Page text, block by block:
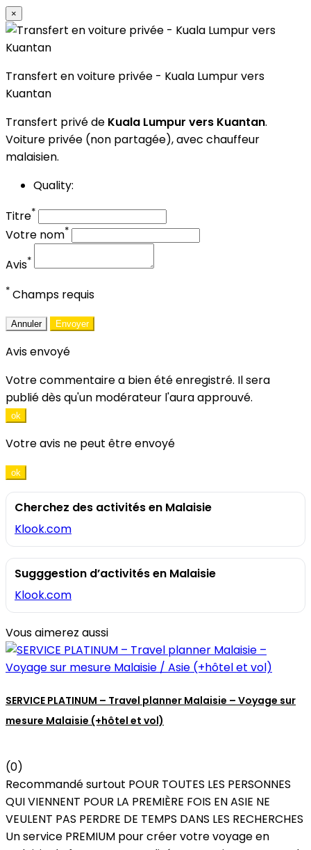
×
Transfert en voiture privée - Kuala Lumpur vers
Kuantan
Transfert privé de Kuala Lumpur vers Kuantan.
Voiture privée (non partagée), avec chauffeur
malaisien.
Quality:
Titre*
Votre nom*
Avis*
* Champs requis
Annuler Envoyer
Avis envoyé
Votre commentaire a bien été enregistré. Il sera
publié dès qu'un modérateur l'aura approuvé.
ok
Votre avis ne peut être envoyé
ok
Cherchez des activités en Malaisie
Klook.com
Sugggestion d’activités en Malaisie
Klook.com
Vous aimerez aussi
SERVICE PLATINUM – Travel planner Malaisie – Voyage sur
mesure Malaisie (+hôtel et vol)
(0)
Recommandé surtout POUR TOUTES LES PERSONNES
QUI VIENNENT POUR LA PREMIÈRE FOIS EN ASIE NE
VEULENT PAS PERDRE DE TEMPS DANS LES RECHERCHES
Un service PREMIUM pour créer votre voyage en